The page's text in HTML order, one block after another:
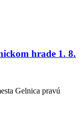
hrade 1. 8.
Gelnica pravú